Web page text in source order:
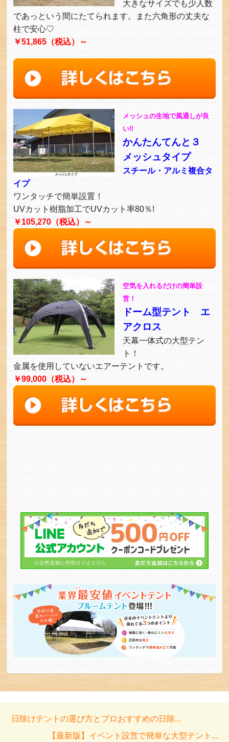
大きなサイズでも少人数
であっという間にたてられます。また六角形の丈夫な
柱で安心♡
￥51,865（税込）～
メッシュの生地で風通しが良
い!!
かんたんてんと３
メッシュタイプ
スチール・アルミ複合タ
イプ
ワンタッチで簡単設置！
UVカット樹脂加工でUVカット率80％!
￥105,270（税込）～
空気を入れるだけの簡単設
営！
ドーム型テント エ
アクロス
天幕一体式の大型テン
ト！
金属を使用していないエアーテントです。
￥99,000（税込）～
日除けテントの選び方とプロおすすめの日除...
【最新版】イベント設営で簡単な大型テント...